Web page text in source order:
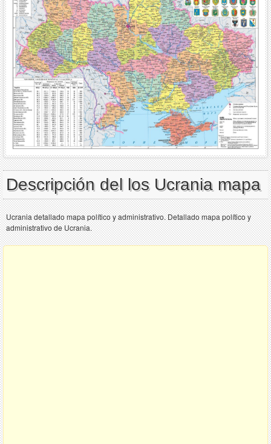
Descripción del los Ucrania mapa
Ucrania detallado mapa político y administrativo. Detallado mapa político y
administrativo de Ucrania.